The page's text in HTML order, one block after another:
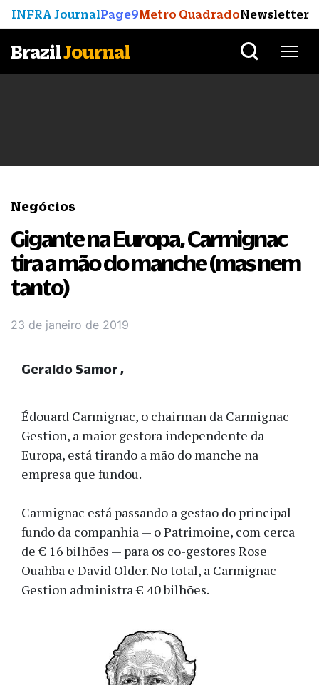
INFRA JournalPage9Metro QuadradoNewsletter
BrazilJournal
Negócios
Gigante na Europa, Carmignac
tira a mão do manche (mas nem
tanto)
23 de janeiro de 2019
Édouard Carmignac, o chairman da Carmignac
Gestion, a maior gestora independente da
Europa, está tirando a mão do manche na
empresa que fundou.
Carmignac está passando a gestão do principal
fundo da companhia — o Patrimoine, com cerca
de € 16 bilhões — para os co-gestores Rose
Ouahba e David Older. No total, a Carmignac
Gestion administra € 40 bilhões.
Geraldo Samor